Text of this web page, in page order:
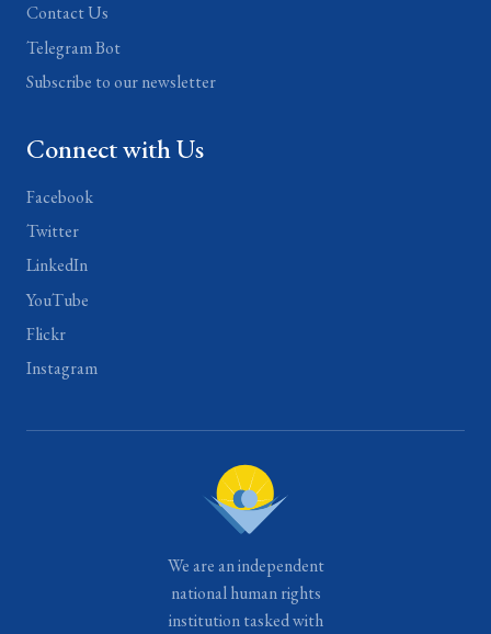
Contact Us
Telegram Bot
Subscribe to our newsletter
Connect with Us
Facebook
Twitter
LinkedIn
YouTube
Flickr
Instagram
We are an independent
national human rights
institution tasked with